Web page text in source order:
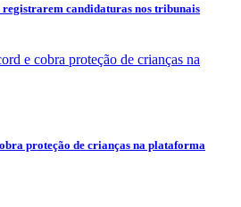
candidaturas nos tribunais
proteção de crianças na plataforma